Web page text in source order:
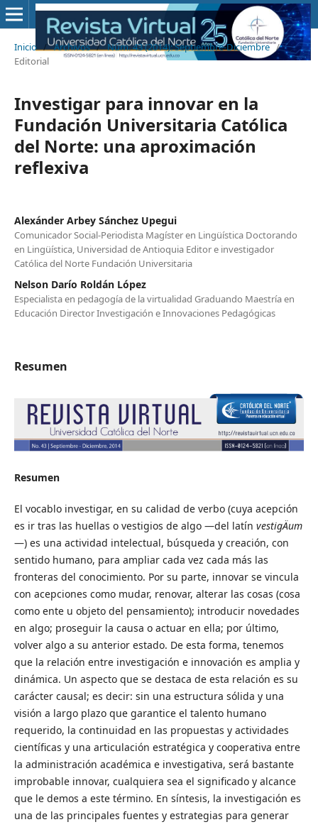
Inicio / Archivos / Núm. 43 (2014): Septiembre-Diciembre /
Editorial
Investigar para innovar en la
Fundación Universitaria Católica
del Norte: una aproximación
reflexiva
Alexánder Arbey Sánchez Upegui
Comunicador Social-Periodista Magíster en Lingüística Doctorando
en Lingüística, Universidad de Antioquia Editor e investigador
Católica del Norte Fundación Universitaria
Nelson Darío Roldán López
Especialista en pedagogía de la virtualidad Graduando Maestría en
Educación Director Investigación e Innovaciones Pedagógicas
Resumen
Resumen
El vocablo investigar, en su calidad de verbo (cuya acepción
es ir tras las huellas o vestigios de algo —del latín vestigÄ­um
—) es una actividad intelectual, búsqueda y creación, con
sentido humano, para ampliar cada vez cada más las
fronteras del conocimiento. Por su parte, innovar se vincula
con acepciones como mudar, renovar, alterar las cosas (cosa
como ente u objeto del pensamiento); introducir novedades
en algo; proseguir la causa o actuar en ella; por último,
volver algo a su anterior estado. De esta forma, tenemos
que la relación entre investigación e innovación es amplia y
dinámica. Un aspecto que se destaca de esta relación es su
carácter causal; es decir: sin una estructura sólida y una
visión a largo plazo que garantice el talento humano
requerido, la continuidad en las propuestas y actividades
científicas y una articulación estratégica y cooperativa entre
la administración académica e investigativa, será bastante
improbable innovar, cualquiera sea el significado y alcance
que le demos a este término. En síntesis, la investigación es
una de las principales fuentes y estrategias para generar